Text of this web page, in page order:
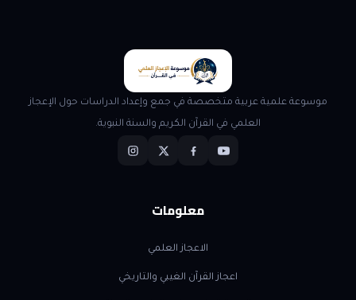
موسوعة علمية عربية متخصصة في جمع وإعداد الدراسات حول الإعجاز
العلمي في القرآن الكريم والسنة النبوية.
معلومات
الاعجاز العلمي
اعجاز القرآن الغيبي والتاريخي